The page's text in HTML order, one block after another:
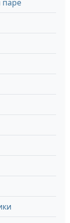
паре